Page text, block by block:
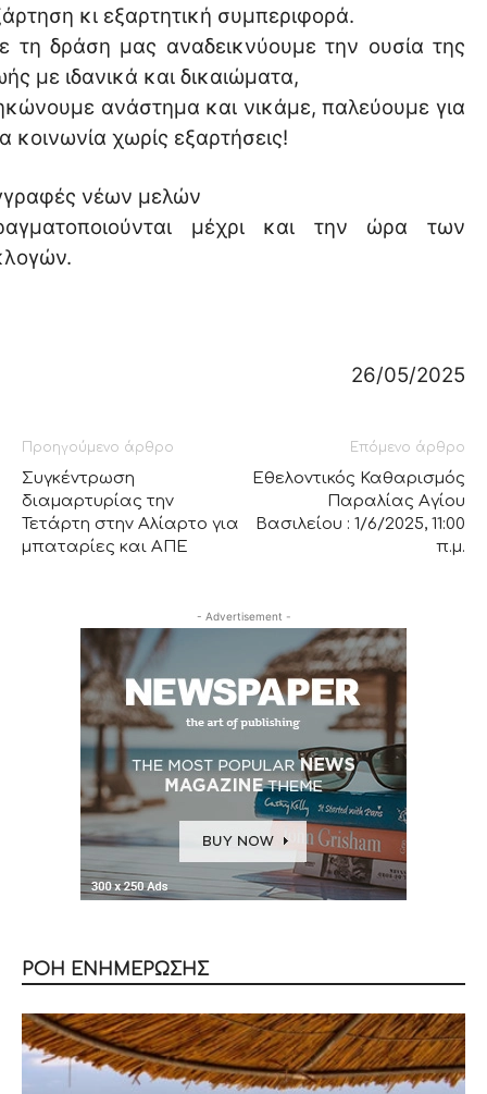
κι εξαρτητική συμπεριφορά.
τη δράση μας αναδεικνύουμε την ουσία της
με ιδανικά και δικαιώματα,
ανάστημα και νικάμε, παλεύουμε για
κοινωνία χωρίς εξαρτήσεις!
νέων μελών
μέχρι και την ώρα των
26/05/2025
Προηγούμενο άρθρο
Συγκέντρωση
διαμαρτυρίας την
Τετάρτη στην Αλίαρτο για
μπαταρίες και ΑΠΕ
Επόμενο άρθρο
Εθελοντικός Καθαρισμός
Παραλίας Αγίου
Βασιλείου : 1/6/2025, 11:00
π.μ.
- Advertisement -
ΡΟΗ ΕΝΗΜΕΡΩΣΗΣ